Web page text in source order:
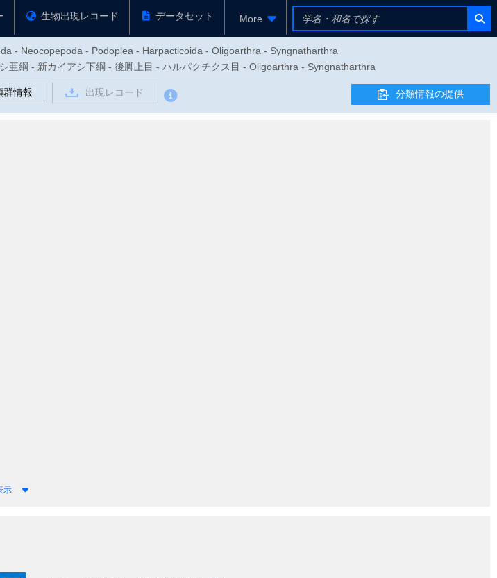
生物出現レコード データセット More
- Neocopepoda - Podoplea - Harpacticoida - Oligoarthra - Syngnatharthra
綱 - 新カイアシ下綱 - 後脚上目 - ハルパクチクス目 - Oligoarthra - Syngnatharthra
群情報 出現レコード 分類情報の提供
示